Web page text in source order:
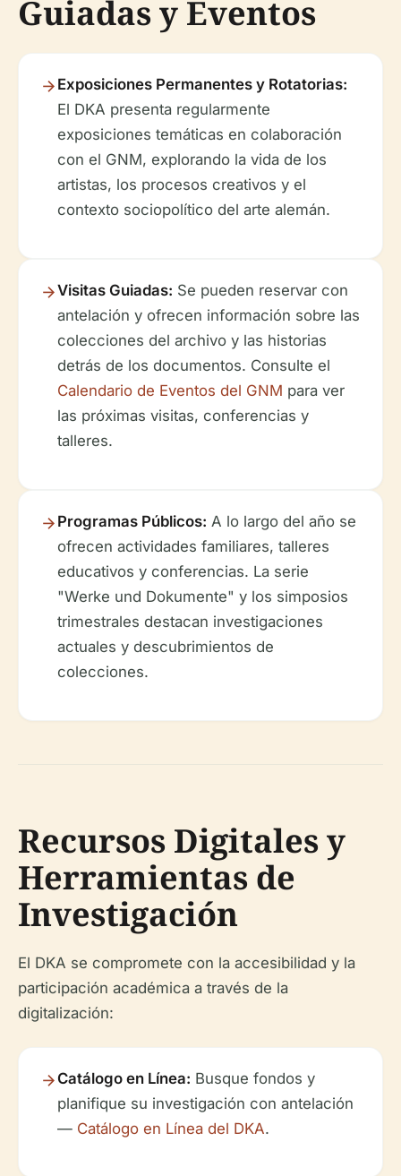
Guiadas y Eventos
Exposiciones Permanentes y Rotatorias:
El DKA presenta regularmente
exposiciones temáticas en colaboración
con el GNM, explorando la vida de los
artistas, los procesos creativos y el
contexto sociopolítico del arte alemán.
Visitas Guiadas: Se pueden reservar con
antelación y ofrecen información sobre las
colecciones del archivo y las historias
detrás de los documentos. Consulte el
Calendario de Eventos del GNM para ver
las próximas visitas, conferencias y
talleres.
Programas Públicos: A lo largo del año se
ofrecen actividades familiares, talleres
educativos y conferencias. La serie
"Werke und Dokumente" y los simposios
trimestrales destacan investigaciones
actuales y descubrimientos de
colecciones.
Recursos Digitales y
Herramientas de
Investigación
El DKA se compromete con la accesibilidad y la
participación académica a través de la
digitalización:
Catálogo en Línea: Busque fondos y
planifique su investigación con antelación
— Catálogo en Línea del DKA.